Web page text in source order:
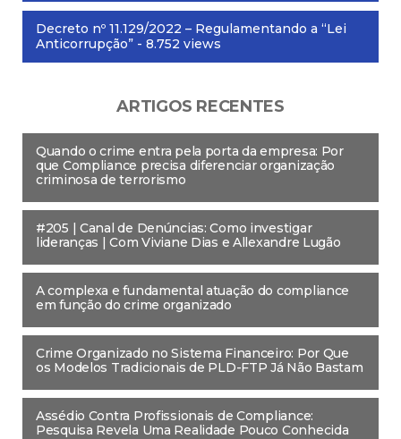
Decreto nº 11.129/2022 – Regulamentando a “Lei
Anticorrupção” - 8.752 views
ARTIGOS RECENTES
Quando o crime entra pela porta da empresa: Por
que Compliance precisa diferenciar organização
criminosa de terrorismo
#205 | Canal de Denúncias: Como investigar
lideranças | Com Viviane Dias e Allexandre Lugão
A complexa e fundamental atuação do compliance
em função do crime organizado
Crime Organizado no Sistema Financeiro: Por Que
os Modelos Tradicionais de PLD-FTP Já Não Bastam
Assédio Contra Profissionais de Compliance:
Pesquisa Revela Uma Realidade Pouco Conhecida